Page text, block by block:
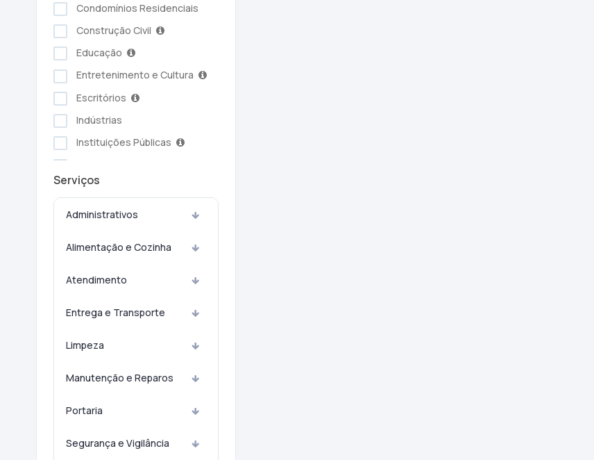
Condomínios Residenciais
Construção Civil
Educação
Entretenimento e Cultura
Escritórios
Indústrias
Instituições Públicas
Serviços Pessoais
Setor Alimentício
Transporte e Logística
Turismo e Hotelaria
Serviços
Administrativos
Alimentação e Cozinha
Atendimento
Entrega e Transporte
Limpeza
Manutenção e Reparos
Portaria
Segurança e Vigilância